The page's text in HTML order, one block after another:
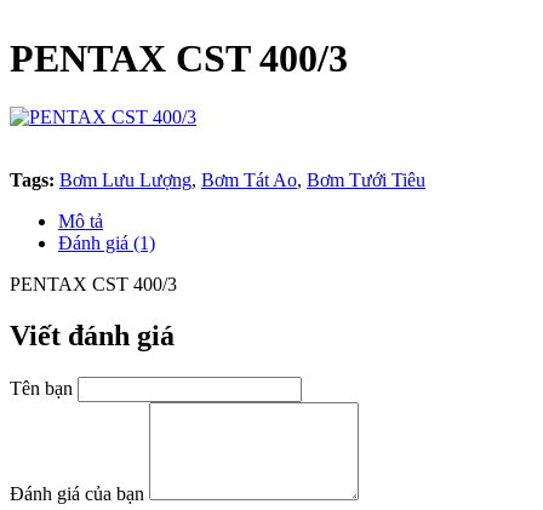
PENTAX CST 400/3
Tags: Bơm Lưu Lượng, Bơm Tát Ao, Bơm Tưới Tiêu
Mô tả
Đánh giá (1)
PENTAX CST 400/3
Viết đánh giá
Tên bạn
Đánh giá của bạn